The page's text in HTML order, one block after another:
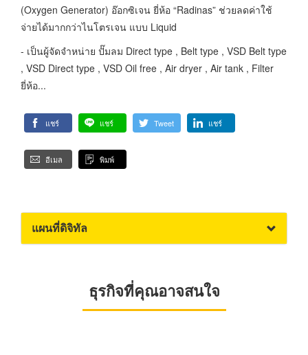
(Oxygen Generator) อ๊อกซิเจน ยี่ห้อ “Radinas” ช่วยลดค่าใช้
จ่ายได้มากกว่าไนโตรเจน แบบ Liquid
- เป็นผู้จัดจำหน่าย ปั๊มลม Direct type , Belt type , VSD Belt type
, VSD Direct type , VSD Oil free , Air dryer , Air tank , Filter
ยี่ห้อ...
แชร์ แชร์ Tweet แชร์
อีเมล พิมพ์
แผนที่ดิจิทัล
ธุรกิจที่คุณอาจสนใจ